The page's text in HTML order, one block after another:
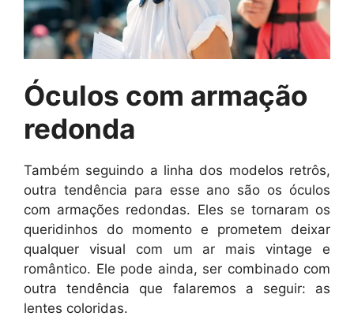
Óculos com armação
redonda
Também seguindo a linha dos modelos retrôs,
outra tendência para esse ano são os óculos
com armações redondas. Eles se tornaram os
queridinhos do momento e prometem deixar
qualquer visual com um ar mais vintage e
romântico. Ele pode ainda, ser combinado com
outra tendência que falaremos a seguir: as
lentes coloridas.